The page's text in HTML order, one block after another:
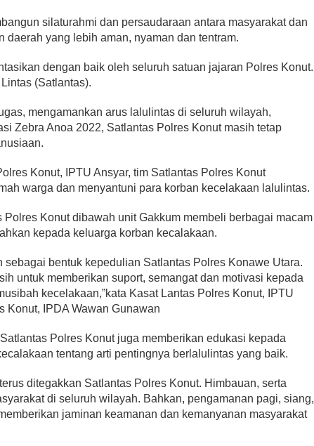
silaturahmi dan persaudaraan antara masyarakat dan
daerah yang lebih aman, nyaman dan tentram.
dengan baik oleh seluruh satuan jajaran Polres Konut.
(Satlantas).
mengamankan arus lalulintas di seluruh wilayah,
Zebra Anoa 2022, Satlantas Polres Konut masih tetap
Konut, IPTU Ansyar, tim Satlantas Polres Konut
warga dan menyantuni para korban kecelakaan lalulintas.
Polres Konut dibawah unit Gakkum membeli berbagai macam
kepada keluarga korban kecalakaan.
sebagai bentuk kepedulian Satlantas Polres Konawe Utara.
untuk memberikan suport, semangat dan motivasi kepada
kecelakaan,”kata Kasat Lantas Polres Konut, IPTU
Konut, IPDA Wawan Gunawan
Polres Konut juga memberikan edukasi kepada
tentang arti pentingnya berlalulintas yang baik.
ditegakkan Satlantas Polres Konut. Himbauan, serta
di seluruh wilayah. Bahkan, pengamanan pagi, siang,
jaminan keamanan dan kemanyanan masyarakat